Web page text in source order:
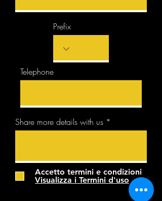
Prefix
Telephone
Share more details with us
Accetto termini e condizioni
Visualizza i Termini d'uso